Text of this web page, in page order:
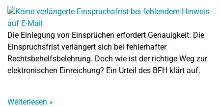
Die Einlegung von Einsprüchen erfordert Genauigkeit: Die
Einspruchsfrist verlängert sich bei fehlerhafter
Rechtsbehelfsbelehrung. Doch wie ist der richtige Weg zur
elektronischen Einreichung? Ein Urteil des BFH klärt auf.
Weiterlesen »